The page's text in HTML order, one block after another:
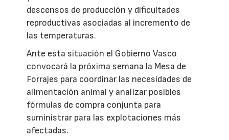
descensos de producción y dificultades
reproductivas asociadas al incremento de
las temperaturas.
Ante esta situación el Gobierno Vasco
convocará la próxima semana la Mesa de
Forrajes para coordinar las necesidades de
alimentación animal y analizar posibles
fórmulas de compra conjunta para
suministrar para las explotaciones más
afectadas.